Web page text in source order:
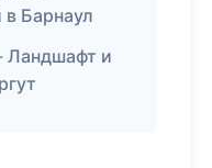
в Барнаул
Ландшафт и